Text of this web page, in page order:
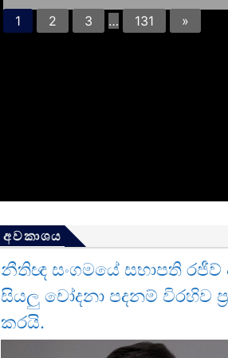
1 2 3 … 131 »
අවකාශය
නීතිඥ සංගමයේ සභාපති රජීව්
සියලු චෝදනා පදනම් විරහිව
කරයි.